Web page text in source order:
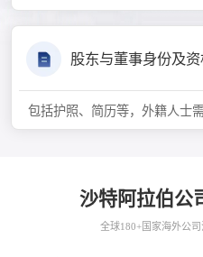
股东与董事身份及
包括护照、简历等，外籍人士
沙特阿拉伯公
全球180+国家海外公